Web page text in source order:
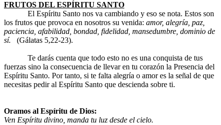
FRUTOS DEL ESPÍRITU SANTO
El Espíritu Santo nos va cambiando y eso se nota. Estos son
los frutos que provoca en nosotros su venida: amor, alegría, paz,
paciencia, afabilidad, bondad, fidelidad, mansedumbre, dominio de
sí. (Gálatas 5,22-23).
Te darás cuenta que todo esto no es una conquista de tus
fuerzas sino la consecuencia de llevar en tu corazón la Presencia del
Espíritu Santo. Por tanto, si te falta alegría o amor es la señal de que
necesitas pedir al Espíritu Santo que descienda sobre ti.
Oramos al Espíritu de Dios:
Ven Espíritu divino, manda tu luz desde el cielo.